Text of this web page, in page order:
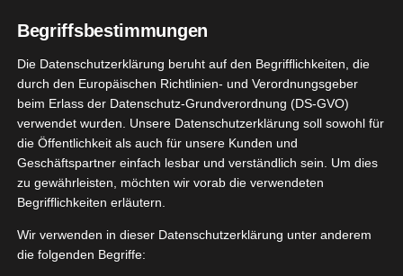
Produktvorstellungen,Sport,Trinken
Weiterlesen
24
06, 2023
Refill
Cherry
Düfte Haut
Pflege
Begriffsbestimmungen
Die Datenschutzerklärung beruht auf den Begrifflichkeiten, die
durch den Europäischen Richtlinien- und Verordnungsgeber
beim Erlass der Datenschutz-Grundverordnung (DS-GVO)
verwendet wurden. Unsere Datenschutzerklärung soll sowohl für
die Öffentlichkeit als auch für unsere Kunden und
Geschäftspartner einfach lesbar und verständlich sein. Um dies
zu gewährleisten, möchten wir vorab die verwendeten
Begrifflichkeiten erläutern.
Wir verwenden in dieser Datenschutzerklärung unter anderem
die folgenden Begriffe: